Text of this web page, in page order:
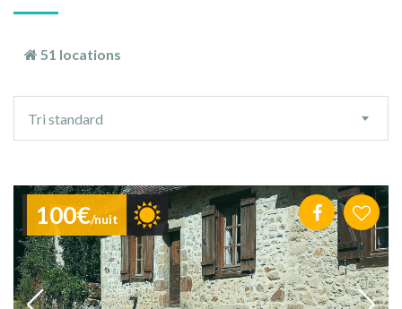
51 locations
tri
Tri standard
100€/nuit